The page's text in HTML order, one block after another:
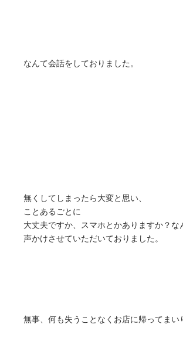
なんて会話をしておりました。
無くしてしまったら大変と思い、
ことあるごとに
大丈夫ですか、スマホとかありますか？な
声かけさせていただいておりました。
無事、何も失うことなくお店に帰ってまい